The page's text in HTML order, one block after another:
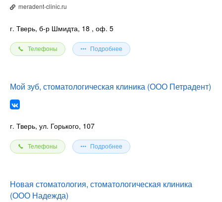
meradent-clinic.ru
г. Тверь, б-р Шмидта, 18 , оф. 5
Телефоны Подробнее
Мой зуб, стоматологическая клиника (ООО Петрадент)
г. Тверь, ул. Горького, 107
Телефоны Подробнее
Новая стоматология, стоматологическая клиника
(ООО Надежда)